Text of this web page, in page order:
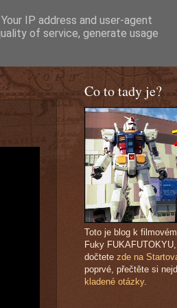
Co to tady je?
Toto je blog k
Fuky
dočtete zde na
poprvé, přečtěte si
kladené otázky.
IP address and user-agent
of service, generate usage